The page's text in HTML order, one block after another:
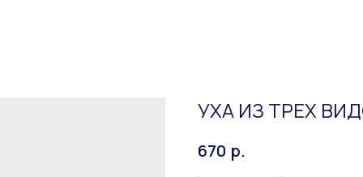
УХА ИЗ ТРЕХ
670 р.